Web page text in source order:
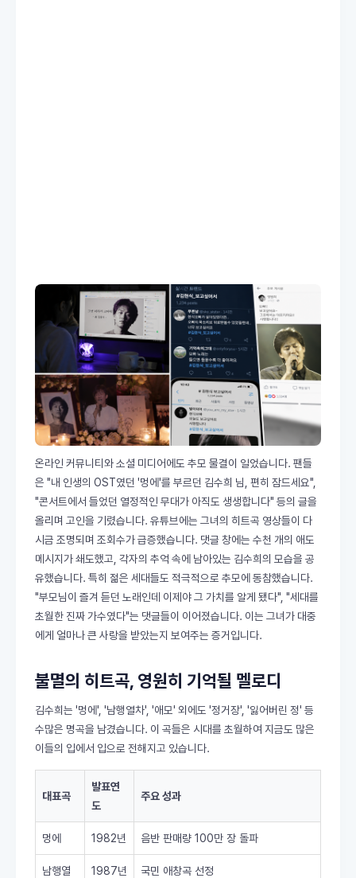
온라인 커뮤니티와 소셜 미디어에도 추모 물결이 일었습니다. 팬들
은 "내 인생의 OST였던 '멍에'를 부르던 김수희 님, 편히 잠드세요",
"콘서트에서 들었던 열정적인 무대가 아직도 생생합니다" 등의 글을
올리며 고인을 기렸습니다. 유튜브에는 그녀의 히트곡 영상들이 다
시금 조명되며 조회수가 급증했습니다. 댓글 창에는 수천 개의 애도
메시지가 쇄도했고, 각자의 추억 속에 남아있는 김수희의 모습을 공
유했습니다. 특히 젊은 세대들도 적극적으로 추모에 동참했습니다.
"부모님이 즐겨 듣던 노래인데 이제야 그 가치를 알게 됐다", "세대를
초월한 진짜 가수였다"는 댓글들이 이어졌습니다. 이는 그녀가 대중
에게 얼마나 큰 사랑을 받았는지 보여주는 증거입니다.
불멸의 히트곡, 영원히 기억될 멜로디
김수희는 '멍에', '남행열차', '애모' 외에도 '정거장', '잃어버린 정' 등
수많은 명곡을 남겼습니다. 이 곡들은 시대를 초월하여 지금도 많은
이들의 입에서 입으로 전해지고 있습니다.
대표곡
발표연
도
주요 성과
멍에 1982년 음반 판매량 100만 장 돌파
남행열
1987년 국민 애창곡 선정